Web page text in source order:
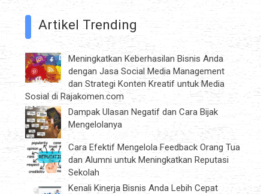
Artikel Trending
Meningkatkan Keberhasilan Bisnis Anda
dengan Jasa Social Media Management
dan Strategi Konten Kreatif untuk Media
Sosial di Rajakomen.com
Dampak Ulasan Negatif dan Cara Bijak
Mengelolanya
Cara Efektif Mengelola Feedback Orang Tua
dan Alumni untuk Meningkatkan Reputasi
Sekolah
Kenali Kinerja Bisnis Anda Lebih Cepat